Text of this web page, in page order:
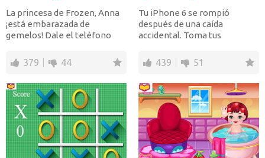
La princesa de Frozen, Anna
¡está embarazada de
gemelos! Dale el teléfono
379 44
Tu iPhone 6 se rompió
después de una caída
accidental. Toma tus
instruccio...
439 51